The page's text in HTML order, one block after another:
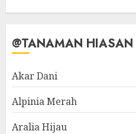
@TANAMAN HIASAN
Akar Dani
Alpinia Merah
Aralia Hijau